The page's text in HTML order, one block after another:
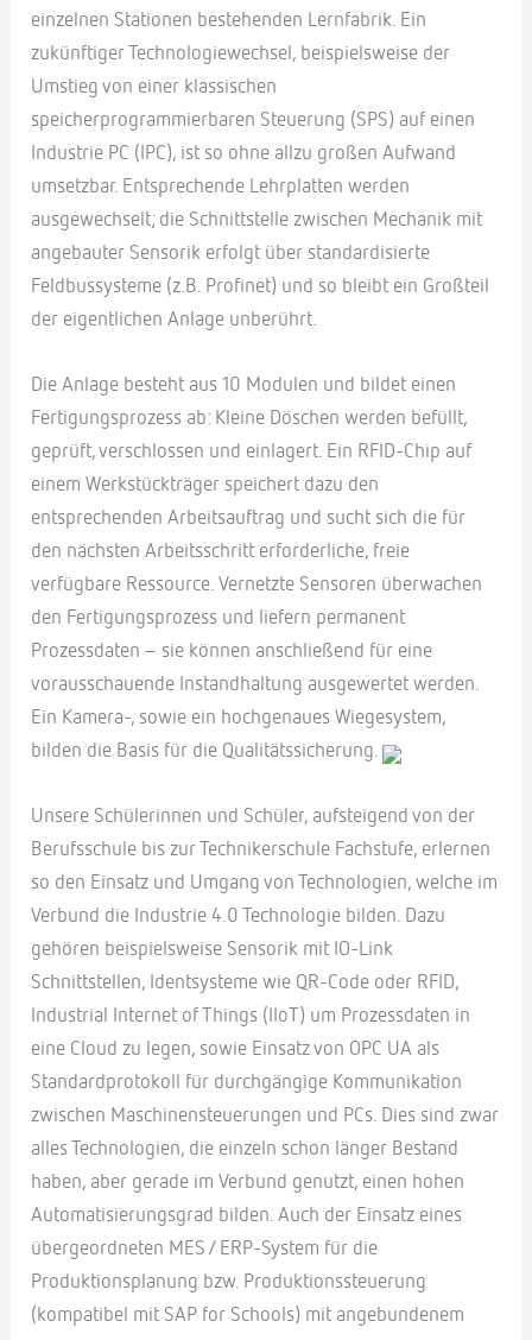
einzelnen Stationen bestehenden Lernfabrik. Ein
zukünftiger Technologiewechsel, beispielsweise der
Umstieg von einer klassischen
speicherprogrammierbaren Steuerung (SPS) auf einen
Industrie PC (IPC), ist so ohne allzu großen Aufwand
umsetzbar. Entsprechende Lehrplatten werden
ausgewechselt; die Schnittstelle zwischen Mechanik mit
angebauter Sensorik erfolgt über standardisierte
Feldbussysteme (z.B. Profinet) und so bleibt ein Großteil
der eigentlichen Anlage unberührt.
Die Anlage besteht aus 10 Modulen und bildet einen
Fertigungsprozess ab: Kleine Döschen werden befüllt,
geprüft, verschlossen und einlagert. Ein RFID-Chip auf
einem Werkstückträger speichert dazu den
entsprechenden Arbeitsauftrag und sucht sich die für
den nächsten Arbeitsschritt erforderliche, freie
verfügbare Ressource. Vernetzte Sensoren überwachen
den Fertigungsprozess und liefern permanent
Prozessdaten – sie können anschließend für eine
vorausschauende Instandhaltung ausgewertet werden.
Ein Kamera-, sowie ein hochgenaues Wiegesystem,
bilden die Basis für die Qualitätssicherung.
Unsere Schülerinnen und Schüler, aufsteigend von der
Berufsschule bis zur Technikerschule Fachstufe, erlernen
so den Einsatz und Umgang von Technologien, welche im
Verbund die Industrie 4.0 Technologie bilden. Dazu
gehören beispielsweise Sensorik mit IO-Link
Schnittstellen, Identsysteme wie QR-Code oder RFID,
Industrial Internet of Things (IIoT) um Prozessdaten in
eine Cloud zu legen, sowie Einsatz von OPC UA als
Standardprotokoll für durchgängige Kommunikation
zwischen Maschinensteuerungen und PCs. Dies sind zwar
alles Technologien, die einzeln schon länger Bestand
haben, aber gerade im Verbund genutzt, einen hohen
Automatisierungsgrad bilden. Auch der Einsatz eines
übergeordneten MES / ERP-System für die
Produktionsplanung bzw. Produktionssteuerung
(kompatibel mit SAP for Schools) mit angebundenem